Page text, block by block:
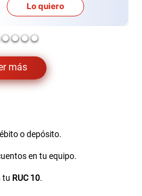
más
Lo quiero
o depósito.
en tu equipo.
tu RUC 10.